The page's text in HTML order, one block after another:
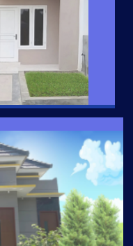
10 menit dari pusat
Free Desain, Dapur,
Mandi.